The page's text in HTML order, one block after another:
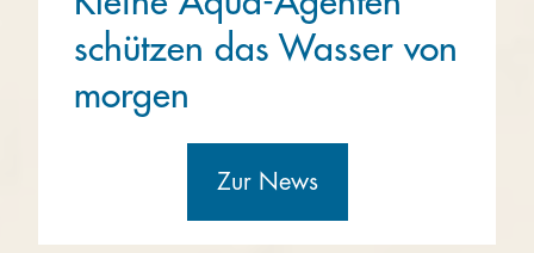
schützen das Wasser von
morgen
Zur News